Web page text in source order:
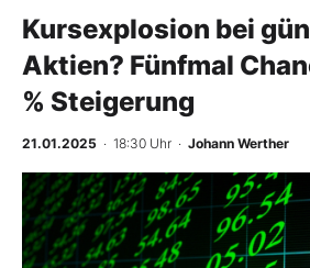
Anlageprodukte
Finanz-Check
Abo & Shop
BO-Musterdepots
Experten
Kursexplosion bei
Aktien? Fünfmal
% Steigerung
21.01.2025 · 18:30 Uhr · Johann Werther